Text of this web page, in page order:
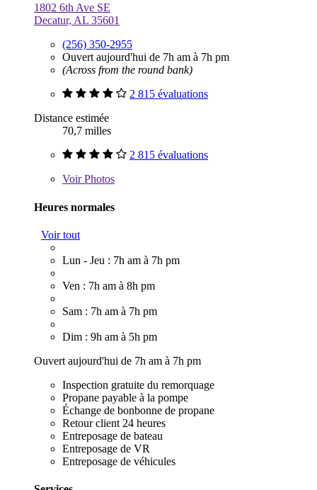
1802 6th Ave SE
Decatur, AL 35601
(256) 350-2955
Ouvert aujourd'hui de 7h am à 7h pm
(Across from the round bank)
2 815 évaluations
Distance estimée
70,7 milles
2 815 évaluations
VoirPhotos
Heures normales
Voir tout
Lun - Jeu : 7h am à 7h pm
Ven : 7h am à 8h pm
Sam : 7h am à 7h pm
Dim : 9h am à 5h pm
Ouvert aujourd'hui de 7h am à 7h pm
Inspection gratuite du remorquage
Propane payable à la pompe
Échange de bonbonne de propane
Retour client 24 heures
Entreposage de bateau
Entreposage de VR
Entreposage de véhicules